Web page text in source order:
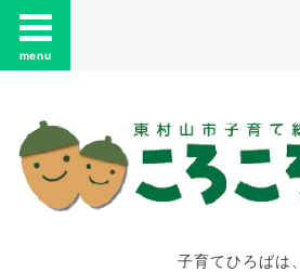
menu
子育てひろばは、